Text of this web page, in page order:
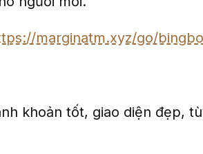
marginatm.xyz/go/
khoản tốt, giao diện đẹp,